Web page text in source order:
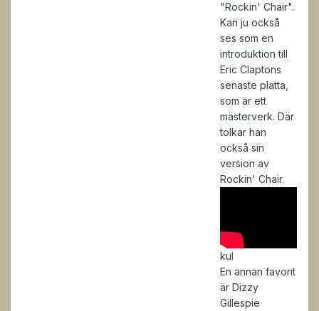
"Rockin' Chair".
Kan ju också
ses som en
introduktion till
Eric Claptons
senaste platta,
som är ett
mästerverk. Där
tolkar han
också sin
version av
Rockin' Chair.
kul
En annan favorit
är Dizzy
Gillespie